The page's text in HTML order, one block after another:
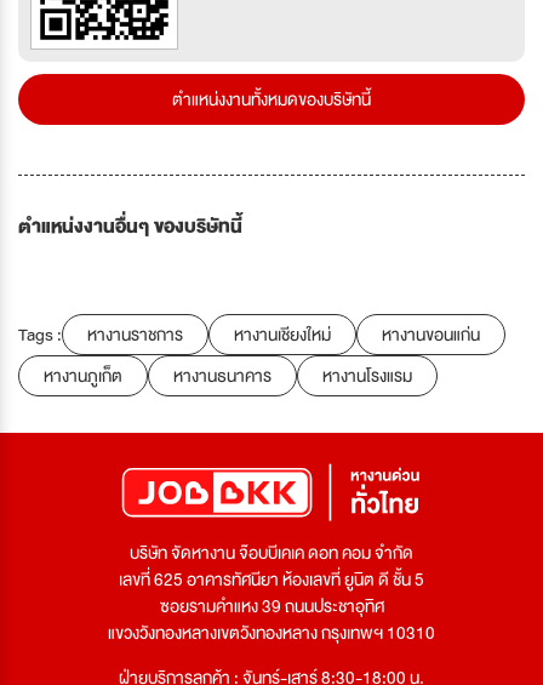
ตำแหน่งงานทั้งหมดของบริษัทนี้
ตำแหน่งงานอื่นๆ ของบริษัทนี้
Tags : หางานราชการ หางานเชียงใหม่
หางานขอนแก่น
หางานภูเก็ต
หางานธนาคาร หางานโรงแรม
บริษัท จัดหางาน จ๊อบบีเคเค ดอท คอม จำกัด
เลขที่ 625 อาคารทัศนียา ห้องเลขที่ ยูนิต ดี ชั้น 5
ซอยรามคำแหง 39 ถนนประชาอุทิศ
แขวงวังทองหลางเขตวังทองหลาง กรุงเทพฯ 10310
ฝ่ายบริการลูกค้า : จันทร์-เสาร์ 8:30-18:00 น.